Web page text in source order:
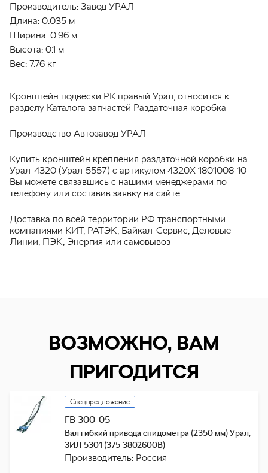
Производитель: Завод УРАЛ
Длина: 0.035 м
Ширина: 0.96 м
Высота: 0.1 м
Вес: 7.76 кг
Кронштейн подвески РК правый Урал, относится к
разделу Каталога запчастей Раздаточная коробка
Производство Автозавод УРАЛ
Купить кронштейн крепления раздаточной коробки на
Урал-4320 (Урал-5557) с артикулом 4320Х-1801008-10
Вы можете связавшись с нашими менеджерами по
телефону или составив заявку на сайте
Доставка по всей территории РФ транспортными
компаниями КИТ, РАТЭК, Байкал-Сервис, Деловые
Линии, ПЭК, Энергия или самовывоз
ВОЗМОЖНО, ВАМ
ПРИГОДИТСЯ
Спецпредложение
ГВ 300-05
Вал гибкий привода спидометра (2350 мм) Урал,
ЗИЛ-5301 (375-3802600В)
Производитель: Россия